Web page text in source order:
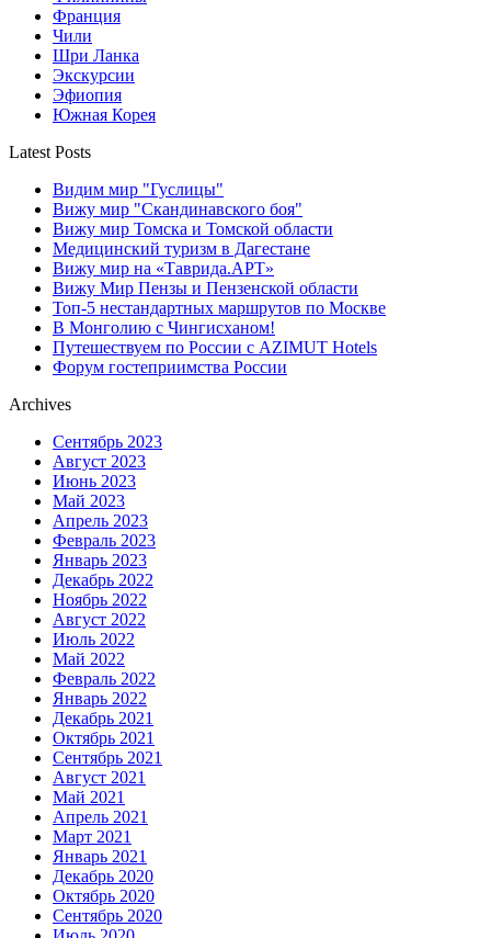
Франция
Чили
Шри Ланка
Экскурсии
Эфиопия
Южная Корея
Latest Posts
Видим мир "Гуслицы"
Вижу мир "Скандинавского боя"
Вижу мир Томска и Томской области
Медицинский туризм в Дагестане
Вижу мир на «Таврида.АРТ»
Вижу Мир Пензы и Пензенской области
Топ-5 нестандартных маршрутов по Москве
В Монголию с Чингисханом!
Путешествуем по России с AZIMUT Hotels
Форум гостеприимства России
Archives
Сентябрь 2023
Август 2023
Июнь 2023
Май 2023
Апрель 2023
Февраль 2023
Январь 2023
Декабрь 2022
Ноябрь 2022
Август 2022
Июль 2022
Май 2022
Февраль 2022
Январь 2022
Декабрь 2021
Октябрь 2021
Сентябрь 2021
Август 2021
Май 2021
Апрель 2021
Март 2021
Январь 2021
Декабрь 2020
Октябрь 2020
Сентябрь 2020